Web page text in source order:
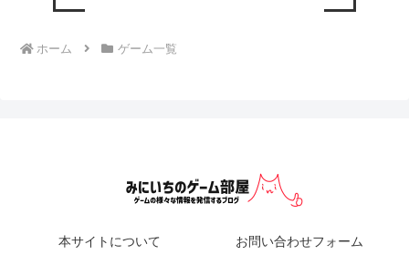
ホーム ゲーム一覧
本サイトについて お問い合わせフォーム